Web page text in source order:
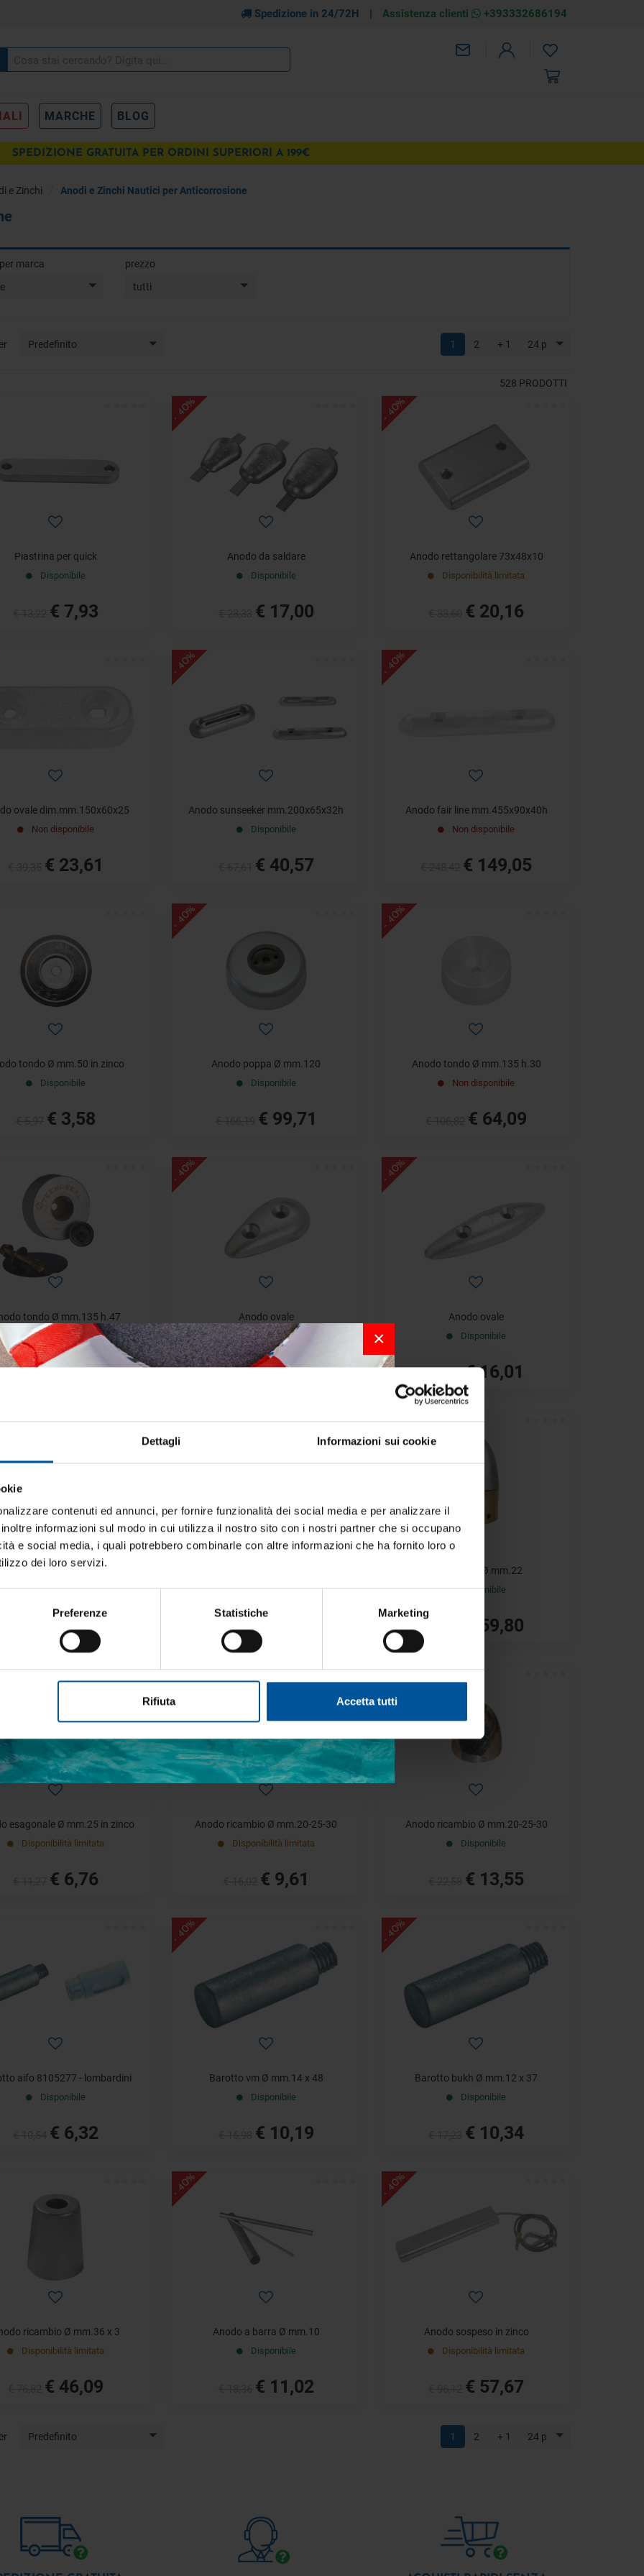
aggiornato sulle migliori occasioni per la
alla newsletter e ricevi le offerte più vantaggiose e selezionate per chi
ogni giorno. Con MTO trovi tutto ciò che serve davvero a bordo.
trattamento dati personali
ISCRIVITI
×
Dettagli Informazioni sui cookie
contenuti ed annunci, per fornire funzionalità dei social media e per analizzare il
informazioni sul modo in cui utilizza il nostro sito con i nostri partner che si occupano
e social media, i quali potrebbero combinarle con altre informazioni che ha fornito loro o
dei loro servizi.
Preferenze Statistiche Marketing
Rifiuta Accetta tutti
Spedizione in 24/72H | Assistenza clienti +393332686194
MARCHE BLOG
SPEDIZIONE GRATUITA PER ORDINI SUPERIORI A 199€
e Zinchi Anodi e Zinchi Nautici per Anticorrosione
marca
prezzo
tutti
Predefinito 24 p
1 2 + 1
528 PRODOTTI
Piastrina per quick
Disponibile
€ 7,93
- 40%
Anodo da saldare
Disponibile
€ 17,00
- 40%
Anodo rettangolare 73x48x10
Disponibilità limitata
€ 20,16
ovale dim.mm.150x60x25
Non disponibile
€ 23,61
- 40%
Anodo sunseeker mm.200x65x32h
Disponibile
€ 40,57
- 40%
Anodo fair line mm.455x90x40h
Non disponibile
€ 149,05
tondo Ø mm.50 in zinco
Disponibile
€ 3,58
- 40%
Anodo poppa Ø mm.120
Disponibile
€ 99,71
- 40%
Anodo tondo Ø mm.135 h.30
Non disponibile
€ 64,09
tondo Ø mm.135 h.47
Disponibile
€ 182,07
- 40%
Anodo ovale
Disponibile
€ 11,32
- 40%
Anodo ovale
Disponibile
€ 16,01
Anodo sospeso
Disponibile
€ 106,19
- 40%
Disponibile
€ 9,46 € 5,68
- 40%
Ogiva asse Ø mm.22
Disponibile
€ 59,80
esagonale Ø mm.25 in zinco
Disponibilità limitata
€ 6,76
- 40%
Anodo ricambio Ø mm.20-25-30
Disponibilità limitata
€ 9,61
- 40%
Anodo ricambio Ø mm.20-25-30
Disponibile
€ 13,55
aifo 8105277 - lombardini
Disponibile
€ 6,32
- 40%
Barotto vm Ø mm.14 x 48
Disponibile
€ 10,19
- 40%
Barotto bukh Ø mm.12 x 37
Disponibile
€ 10,34
ricambio Ø mm.36 x 3
Disponibilità limitata
€ 46,09
- 40%
Anodo a barra Ø mm.10
Disponibile
€ 11,02
- 40%
Anodo sospeso in zinco
Disponibilità limitata
€ 57,67
Predefinito 24 p
1 2 + 1